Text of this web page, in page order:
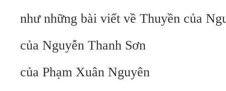
như những bài viết về Thuyền của
của Nguyễn Thanh Sơn
của Phạm Xuân Nguyên